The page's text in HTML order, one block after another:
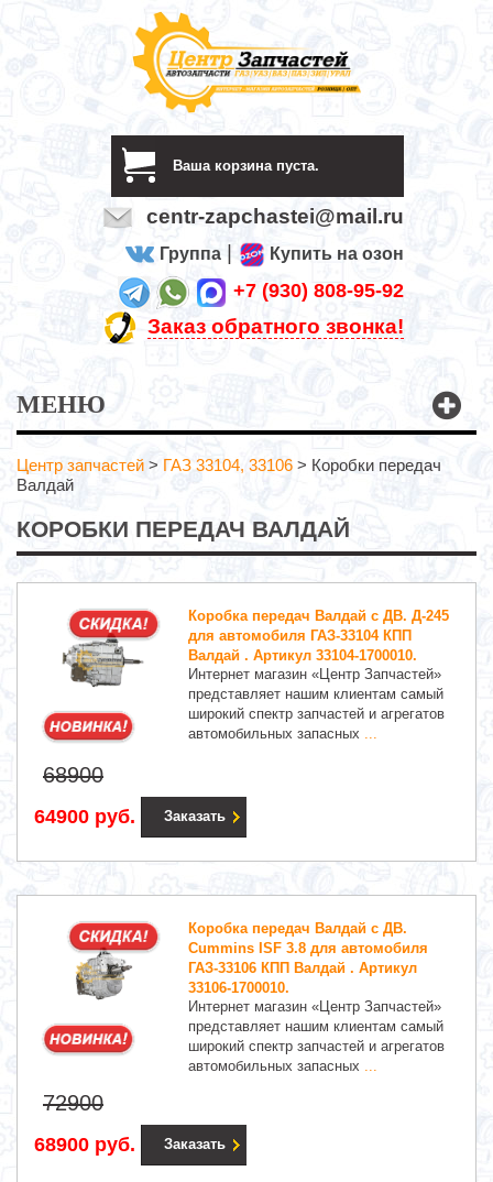
Ваша корзина пуста.
centr-zapchastei@mail.ru
Группа Купить на озон
+7 (930) 808-95-92
Заказ обратного звонка!
МЕНЮ
Центр запчастей > ГАЗ 33104, 33106 > Коробки передач
Валдай
КОРОБКИ ПЕРЕДАЧ ВАЛДАЙ
Коробка передач Валдай с ДВ. Д-245
для автомобиля ГАЗ-33104 КПП
Валдай . Артикул 33104-1700010.
Интернет магазин «Центр Запчастей»
представляет нашим клиентам самый
широкий спектр запчастей и агрегатов
автомобильных запасных ...
68900
64900 руб. Заказать
Коробка передач Валдай с ДВ.
Cummins ISF 3.8 для автомобиля
ГАЗ-33106 КПП Валдай . Артикул
33106-1700010.
Интернет магазин «Центр Запчастей»
представляет нашим клиентам самый
широкий спектр запчастей и агрегатов
автомобильных запасных ...
72900
68900 руб. Заказать